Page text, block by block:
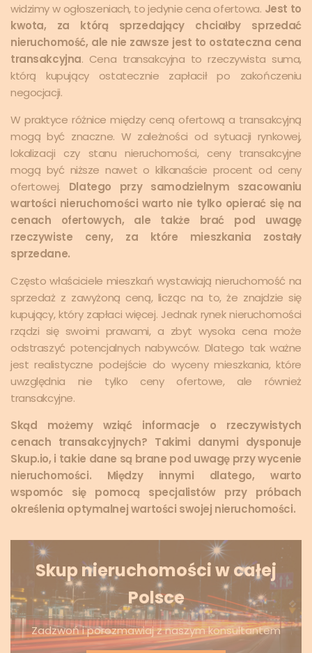
widzimy w ogłoszeniach, to jedynie cena ofertowa. Jest to
kwota, za którą sprzedający chciałby sprzedać
nieruchomość, ale nie zawsze jest to ostateczna cena
transakcyjna. Cena transakcyjna to rzeczywista suma,
którą kupujący ostatecznie zapłacił po zakończeniu
negocjacji.
W praktyce różnice między ceną ofertową a transakcyjną
mogą być znaczne. W zależności od sytuacji rynkowej,
lokalizacji czy stanu nieruchomości, ceny transakcyjne
mogą być niższe nawet o kilkanaście procent od ceny
ofertowej. Dlatego przy samodzielnym szacowaniu
wartości nieruchomości warto nie tylko opierać się na
cenach ofertowych, ale także brać pod uwagę
rzeczywiste ceny, za które mieszkania zostały
sprzedane.
Często właściciele mieszkań wystawiają nieruchomość na
sprzedaż z zawyżoną ceną, licząc na to, że znajdzie się
kupujący, który zapłaci więcej. Jednak rynek nieruchomości
rządzi się swoimi prawami, a zbyt wysoka cena może
odstraszyć potencjalnych nabywców. Dlatego tak ważne
jest realistyczne podejście do wyceny mieszkania, które
uwzględnia nie tylko ceny ofertowe, ale również
transakcyjne.
Skąd możemy wziąć informacje o rzeczywistych
cenach transakcyjnych? Takimi danymi dysponuje
Skup.io, i takie dane są brane pod uwagę przy wycenie
nieruchomości. Między innymi dlatego, warto
wspomóc się pomocą specjalistów przy próbach
określenia optymalnej wartości swojej nieruchomości.
Skup nieruchomości w całej
Polsce
Zadzwoń i porozmawiaj z naszym konsultantem